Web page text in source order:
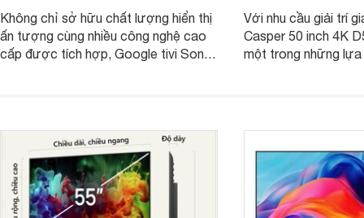
Không chỉ sở hữu chất lượng hiển thị
ấn tượng cùng nhiều công nghệ cao
cấp được tích hợp, Google tivi Sony
Với nhu cầu giải trí
Casper 50 inch 4K
một trong những lựa